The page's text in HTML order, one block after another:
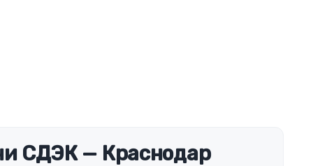
СДЭК — Краснодар